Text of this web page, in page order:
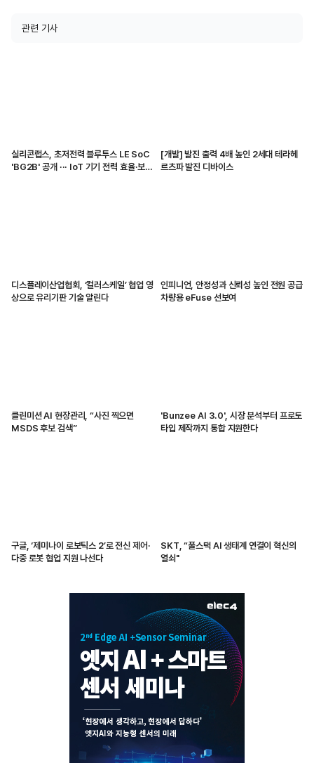
관련 기사
실리콘랩스, 초저전력 블루투스 LE SoC
'BG2B' 공개 ··· IoT 기기 전력 효율·보안
[개발] 발진 출력 4배 높인 2세대 테라헤
르츠파 발진 디바이스
디스플레이산업협회, ‘컬러스케일’ 협업 영
상으로 유리기판 기술 알린다
인피니언, 안정성과 신뢰성 높인 전원 공급
차량용 eFuse 선보여
클린미션 AI 현장관리, “사진 찍으면
MSDS 후보 검색”
'Bunzee AI 3.0', 시장 분석부터 프로토
타입 제작까지 통합 지원한다
구글, ‘제미나이 로보틱스 2’로 전신 제어·
다중 로봇 협업 지원 나선다
SKT, “풀스택 AI 생태계 연결이 혁신의
열쇠"